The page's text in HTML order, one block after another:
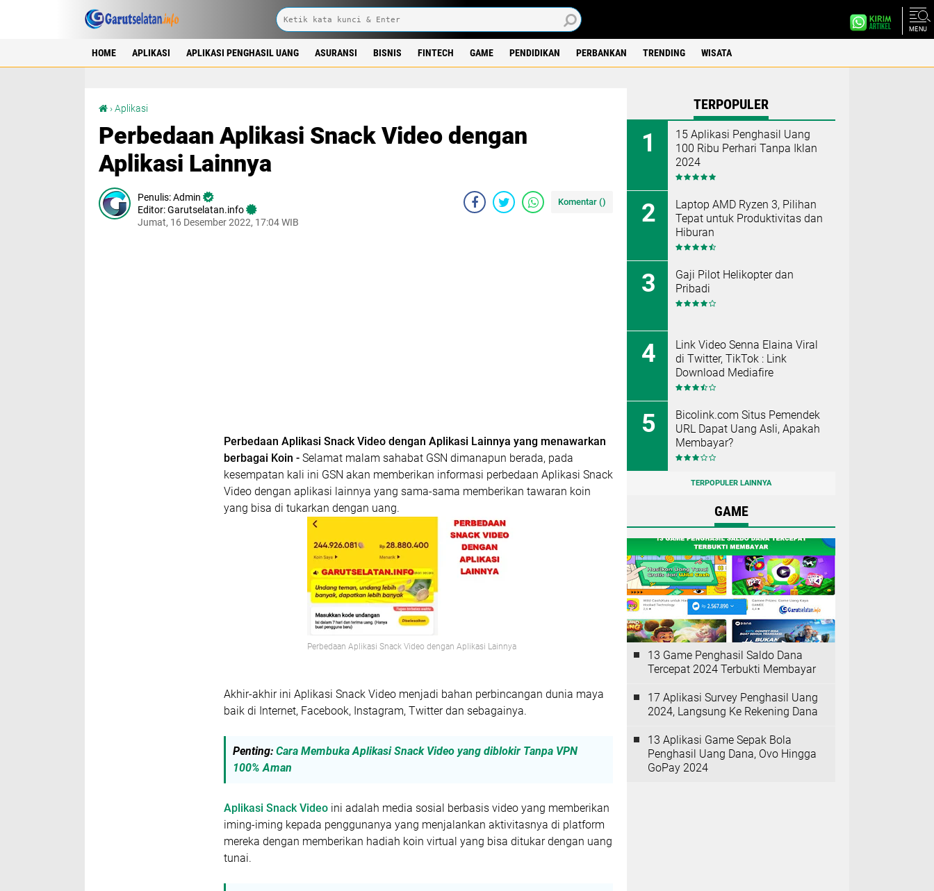
MENU
HOME APLIKASI APLIKASI PENGHASIL UANG ASURANSI BISNIS FINTECH GAME PENDIDIKAN PERBANKAN TRENDING WISATA
›Aplikasi
Perbedaan Aplikasi Snack Video dengan
Aplikasi Lainnya
Admin
Editor: Garutselatan.info
Jumat, 16 Desember 2022, 17:04 WIB
Komentar ()
Perbedaan Aplikasi Snack Video dengan Aplikasi Lainnya yang menawarkan
berbagai Koin - Selamat malam sahabat GSN dimanapun berada, pada
kesempatan kali ini GSN akan memberikan informasi perbedaan Aplikasi Snack
Video dengan aplikasi lainnya yang sama-sama memberikan tawaran koin
yang bisa di tukarkan dengan uang.
Perbedaan Aplikasi Snack Video dengan Aplikasi Lainnya
Akhir-akhir ini Aplikasi Snack Video menjadi bahan perbincangan dunia maya
baik di Internet, Facebook, Instagram, Twitter dan sebagainya.
Penting: Cara Membuka Aplikasi Snack Video yang diblokir Tanpa VPN
100% Aman
Aplikasi Snack Video ini adalah media sosial berbasis video yang memberikan
iming-iming kepada penggunanya yang menjalankan aktivitasnya di platform
mereka dengan memberikan hadiah koin virtual yang bisa ditukar dengan uang
tunai.
TERPOPULER
15 Aplikasi Penghasil Uang
100 Ribu Perhari Tanpa Iklan
2024
Laptop AMD Ryzen 3, Pilihan
Tepat untuk Produktivitas dan
Hiburan
Gaji Pilot Helikopter dan
Pribadi
Link Video Senna Elaina Viral
di Twitter, TikTok : Link
Download Mediafire
Bicolink.com Situs Pemendek
URL Dapat Uang Asli, Apakah
Membayar?
TERPOPULER LAINNYA
GAME
13 Game Penghasil Saldo Dana
Tercepat 2024 Terbukti Membayar
17 Aplikasi Survey Penghasil Uang
2024, Langsung Ke Rekening Dana
13 Aplikasi Game Sepak Bola
Penghasil Uang Dana, Ovo Hingga
GoPay 2024